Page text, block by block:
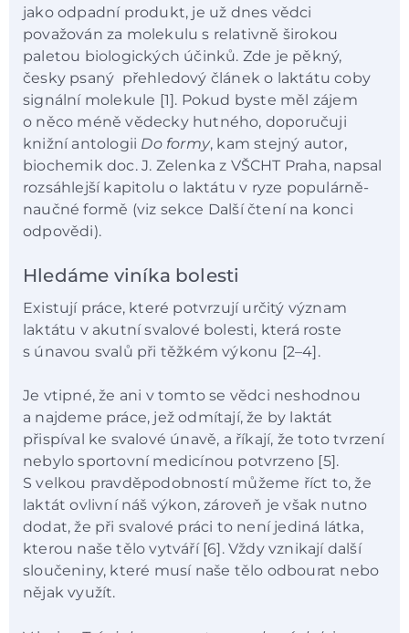
jako odpadní produkt, je už dnes vědci
považován za molekulu s relativně širokou
paletou biologických účinků. Zde je pěkný,
česky psaný přehledový článek o laktátu coby
signální molekule [1]. Pokud byste měl zájem
o něco méně vědecky hutného, doporučuji
knižní antologii Do formy, kam stejný autor,
biochemik doc. J. Zelenka z VŠCHT Praha, napsal
rozsáhlejší kapitolu o laktátu v ryze populárně-
naučné formě (viz sekce Další čtení na konci
odpovědi).
Hledáme viníka bolesti
Existují práce, které potvrzují určitý význam
laktátu v akutní svalové bolesti, která roste
s únavou svalů při těžkém výkonu [2–4].
Je vtipné, že ani v tomto se vědci neshodnou
a najdeme práce, jež odmítají, že by laktát
přispíval ke svalové únavě, a říkají, že toto tvrzení
nebylo sportovní medicínou potvrzeno [5].
S velkou pravděpodobností můžeme říct to, že
laktát ovlivní náš výkon, zároveň je však nutno
dodat, že při svalové práci to není jediná látka,
kterou naše tělo vytváří [6]. Vždy vznikají další
sloučeniny, které musí naše tělo odbourat nebo
nějak využít.